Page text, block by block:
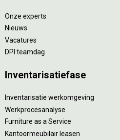
Onze experts
Nieuws
Vacatures
DPI teamdag
Inventarisatiefase
Inventarisatie werkomgeving
Werkprocesanalyse
Furniture as a Service
Kantoormeubilair leasen